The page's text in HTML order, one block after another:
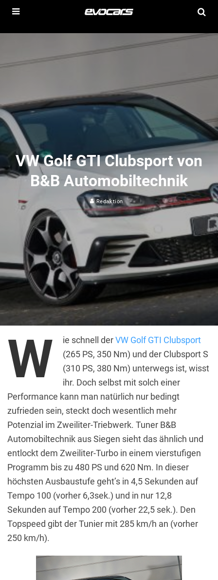
VW Golf GTI Clubsport von
B&B Automobiltechnik
Redaktion
W ie schnell derVW Golf GTI Clubsport
(265 PS, 350 Nm) und der Clubsport S
(310 PS, 380 Nm) unterwegs ist, wisst
ihr. Doch selbst mit solch einer
Performance kann man natürlich nur bedingt
zufrieden sein, steckt doch wesentlich mehr
Potenzial im Zweiliter-Triebwerk. Tuner B&B
Automobiltechnik aus Siegen sieht das ähnlich und
entlockt dem Zweiliter-Turbo in einem vierstufigen
Programm bis zu 480 PS und 620 Nm. In dieser
höchsten Ausbaustufe geht’s in 4,5 Sekunden auf
Tempo 100 (vorher 6,3sek.) und in nur 12,8
Sekunden auf Tempo 200 (vorher 22,5 sek.). Den
Topspeed gibt der Tunier mit 285 km/h an (vorher
250 km/h).